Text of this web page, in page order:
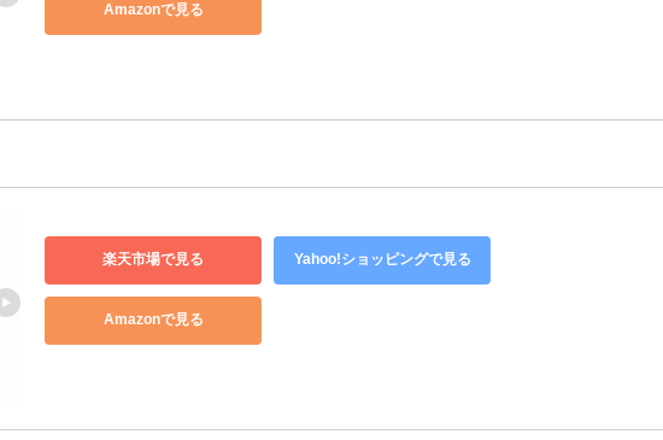
Amazonで見る
楽天市場で見る Yahoo!ショッピングで見る
Amazonで見る